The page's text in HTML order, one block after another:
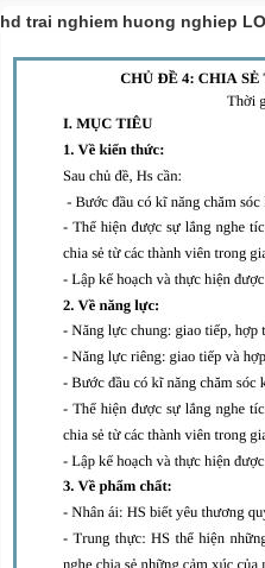
hd trai nghiem huong nghiep